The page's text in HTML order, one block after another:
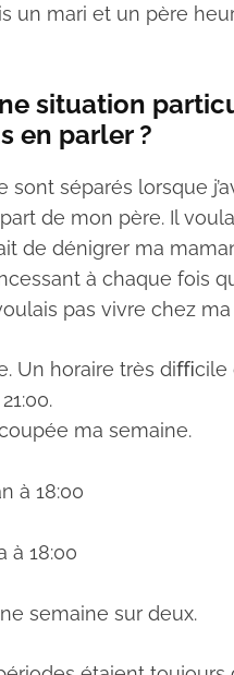
un mari et un père
situation
en parler ?
séparés lorsque
de mon père. Il
de dénigrer ma
à chaque fois
pas vivre chez
Un horaire très
ma semaine.
à 18:00
à 18:00
semaine sur deux.